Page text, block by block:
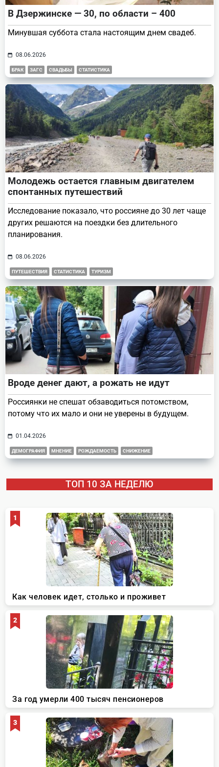
В Дзержинске — 30, по области – 400
Минувшая суббота стала настоящим днем свадеб.
08.06.2026
БРАК ЗАГС СВАДЬБЫ СТАТИСТИКА
Молодежь остается главным двигателем
спонтанных путешествий
Исследование показало, что россияне до 30 лет чаще
других решаются на поездки без длительного
планирования.
08.06.2026
ПУТЕШЕСТВИЯ СТАТИСТИКА ТУРИЗМ
Вроде денег дают, а рожать не идут
Россиянки не спешат обзаводиться потомством,
потому что их мало и они не уверены в будущем.
01.04.2026
ДЕМОГРАФИЯ МНЕНИЕ РОЖДАЕМОСТЬ СНИЖЕНИЕ
ТОП 10 ЗА НЕДЕЛЮ